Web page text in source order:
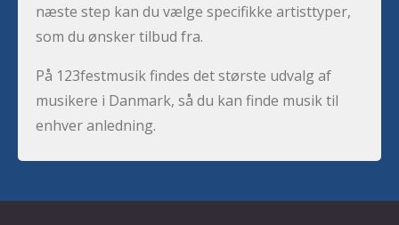
næste step kan du vælge specifikke artisttyper,
som du ønsker tilbud fra.
På 123festmusik findes det største udvalg af
musikere i Danmark, så du kan finde musik til
enhver anledning.